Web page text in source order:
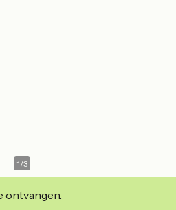
1/3
ontvangen.